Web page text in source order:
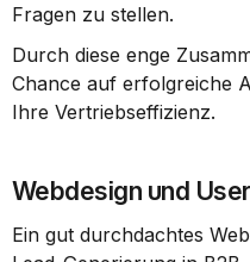
Fragen zu stellen.
Durch diese enge
Chance auf erfolgreiche
Ihre Vertriebseffizienz.
Webdesign und
Ein gut durchdachtes